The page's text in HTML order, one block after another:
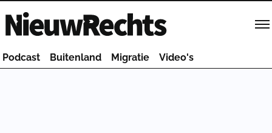
Homepage van NieuwRechts
Podcast Buitenland Migratie Video's